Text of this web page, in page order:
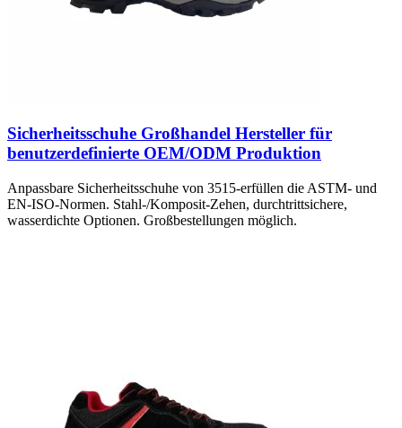
Sicherheitsschuhe Großhandel Hersteller für
benutzerdefinierte OEM/ODM Produktion
Anpassbare Sicherheitsschuhe von 3515-erfüllen die ASTM- und
EN-ISO-Normen. Stahl-/Komposit-Zehen, durchtrittsichere,
wasserdichte Optionen. Großbestellungen möglich.